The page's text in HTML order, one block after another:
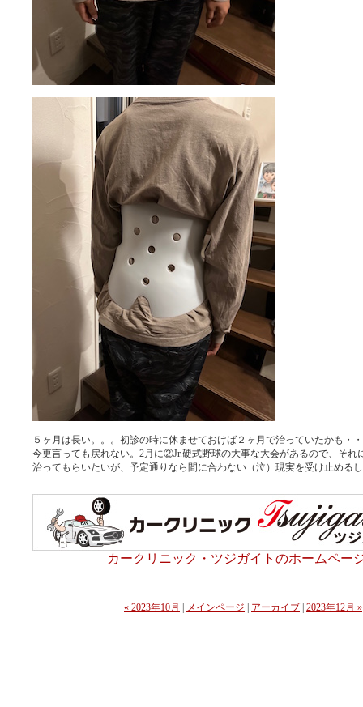
５ヶ月は長い。。。初診の時に休ませておけば２ヶ月で治っていたかも・
今更言っても戻れない。2月に②Jr.硬式野球の大事な大会があるので、それ
治ってもらいたいが、予定通りなら間に合わない（泣）現実を受け止める
カークリニック・ツジガイトのホームペー
« 2023年10月 | メインページ | アーカイブ | 2023年12月 »